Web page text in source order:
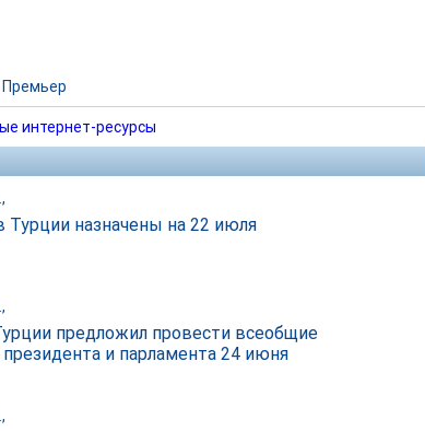
Премьер
интернет-ресурсы
назначены на 22 июля
предложил провести всеобщие
и парламента 24 июня